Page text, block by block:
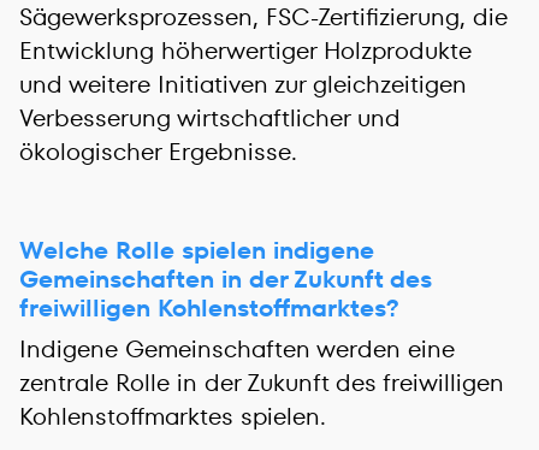
Sägewerksprozessen, FSC-Zertifizierung, die
Entwicklung höherwertiger Holzprodukte
und weitere Initiativen zur gleichzeitigen
Verbesserung wirtschaftlicher und
ökologischer Ergebnisse.
Welche Rolle spielen indigene
Gemeinschaften in der Zukunft des
freiwilligen Kohlenstoffmarktes?
Indigene Gemeinschaften werden eine
zentrale Rolle in der Zukunft des freiwilligen
Kohlenstoffmarktes spielen.